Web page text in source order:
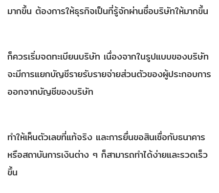
มากขึ้น ต้องการให้ธุรกิจเป็นที่รู้จักผ่านชื่อบริษัทให้มากขึ้น
ก็ควรเริ่มจดทะเบียนบริษัท เนื่องจากในรูปแบบของบริษัท
จะมีการแยกบัญชีรายรับรายจ่ายส่วนตัวของผู้ประกอบการ
ออกจากบัญชีของบริษัท
ทำให้เห็นตัวเลขที่แท้จริง และการยื่นขอสินเชื่อกับธนาคาร
หรือสถาบันการเงินต่าง ๆ ก็สามารถทำได้ง่ายและรวดเร็ว
ขึ้น